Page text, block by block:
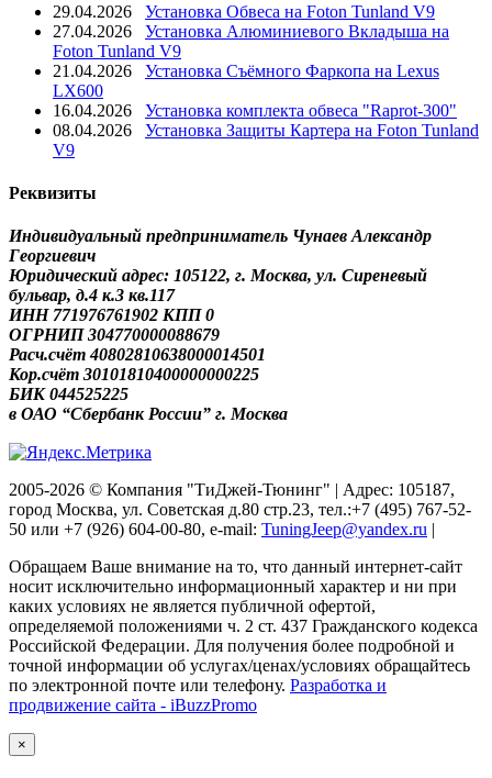
29.04.2026
Установка Обвеса на Foton Tunland V9
27.04.2026
Установка Алюминиевого Вкладыша на
Foton Tunland V9
21.04.2026
Установка Съёмного Фаркопа на Lexus
LX600
16.04.2026
Установка комплекта обвеса "Raprot-300"
08.04.2026
Установка Защиты Картера на Foton Tunland
V9
Реквизиты
Индивидуальный предприниматель Чунаев Александр
Георгиевич
Юридический адрес: 105122, г. Москва, ул. Сиреневый
бульвар, д.4 к.3 кв.117
ИНН 771976761902 КПП 0
ОГРНИП 304770000088679
Расч.счёт 40802810638000014501
Кор.счёт 30101810400000000225
БИК 044525225
в ОАО “Сбербанк России” г. Москва
2005-2026 © Компания "ТиДжей-Тюнинг" | Адрес: 105187,
город Москва, ул. Советская д.80 стр.23, тел.:+7 (495) 767-52-
50 или +7 (926) 604-00-80, e-mail: TuningJeep@yandex.ru |
Обращаем Ваше внимание на то, что данный интернет-сайт
носит исключительно информационный характер и ни при
каких условиях не является публичной офертой,
определяемой положениями ч. 2 ст. 437 Гражданского кодекса
Российской Федерации. Для получения более подробной и
точной информации об услугах/ценах/условиях обращайтесь
по электронной почте или телефону. Разработка и
продвижение сайта - iBuzzPromo
×